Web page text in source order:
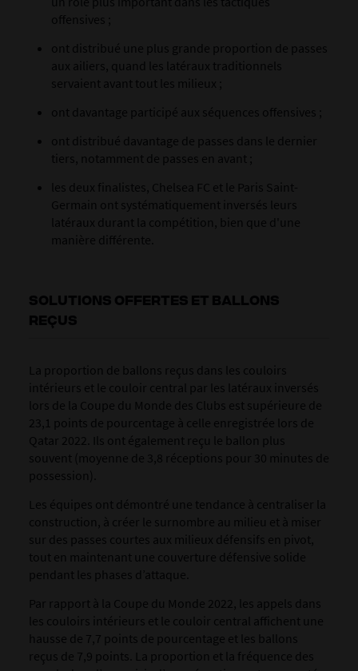
offensives ;
ont distribué une plus grande proportion de passes
aux ailiers, quand les latéraux traditionnels
servaient avant tout les milieux ;
ont davantage participé aux séquences offensives
ont distribué davantage de passes dans le dernier
tiers, notamment de passes en avant ;
les deux finalistes, Chelsea FC et le Paris Saint-
Germain ont systématiquement inversés leurs
latéraux durant la compétition, bien que d'une
manière différente.
SOLUTIONS OFFERTES ET BALLONS
REÇUS
La proportion de ballons reçus dans les couloirs
intérieurs et le couloir central par les latéraux inversés
lors de la Coupe du Monde des Clubs est supérieure de
23,1 points de pourcentage à celle enregistrée lors de
Qatar 2022. Ils ont également reçu le ballon plus
souvent (moyenne de 3,8 réceptions pour 30 minutes de
possession).
Les équipes ont démontré une tendance à centraliser la
construction, à créer le surnombre au milieu et à miser
sur des passes courtes aux milieux défensifs en pivot,
tout en maintenant une couverture défensive solide
pendant les phases d’attaque.
Par rapport à la Coupe du Monde 2022, les appels dans
les couloirs intérieurs et le couloir central affichent une
hausse de 7,7 points de pourcentage et les ballons
reçus de 7,9 points. La proportion et la fréquence des